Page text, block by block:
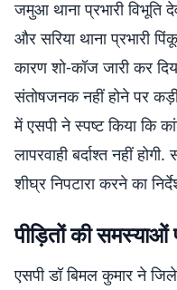
जमुआ थाना प्रभारी विभूति
और सरिया थाना प्रभारी
कारण शो-कॉज जारी कर
संतोषजनक नहीं होने पर कड़ी
में एसपी ने स्पष्ट किया कि
लापरवाही बर्दाश्त नहीं
शीघ्र निपटारा करने का
पीड़ितों की समस्याओं
एसपी डॉ बिमल कुमार ने